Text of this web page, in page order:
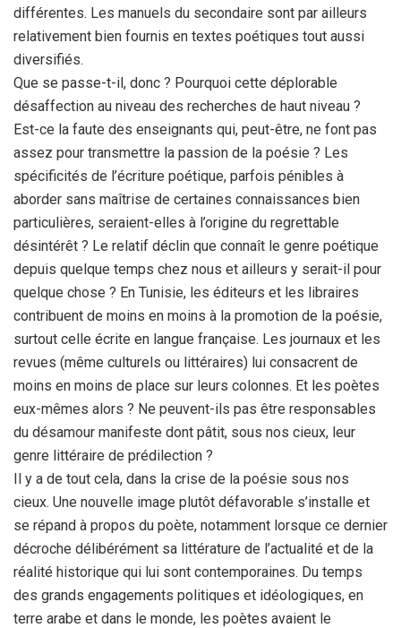
différentes. Les manuels du secondaire sont par ailleurs
relativement bien fournis en textes poétiques tout aussi
diversifiés.
Que se passe-t-il, donc ? Pourquoi cette déplorable
désaffection au niveau des recherches de haut niveau ?
Est-ce la faute des enseignants qui, peut-être, ne font pas
assez pour transmettre la passion de la poésie ? Les
spécificités de l’écriture poétique, parfois pénibles à
aborder sans maîtrise de certaines connaissances bien
particulières, seraient-elles à l’origine du regrettable
désintérêt ? Le relatif déclin que connaît le genre poétique
depuis quelque temps chez nous et ailleurs y serait-il pour
quelque chose ? En Tunisie, les éditeurs et les libraires
contribuent de moins en moins à la promotion de la poésie,
surtout celle écrite en langue française. Les journaux et les
revues (même culturels ou littéraires) lui consacrent de
moins en moins de place sur leurs colonnes. Et les poètes
eux-mêmes alors ? Ne peuvent-ils pas être responsables
du désamour manifeste dont pâtit, sous nos cieux, leur
genre littéraire de prédilection ?
Il y a de tout cela, dans la crise de la poésie sous nos
cieux. Une nouvelle image plutôt défavorable s’installe et
se répand à propos du poète, notamment lorsque ce dernier
décroche délibérément sa littérature de l’actualité et de la
réalité historique qui lui sont contemporaines. Du temps
des grands engagements politiques et idéologiques, en
terre arabe et dans le monde, les poètes avaient le